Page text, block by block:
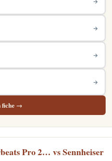
→
→
→
fiche →
Pro 2… vs Sennheiser